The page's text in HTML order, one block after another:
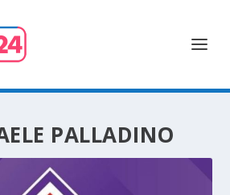
PALLADINO